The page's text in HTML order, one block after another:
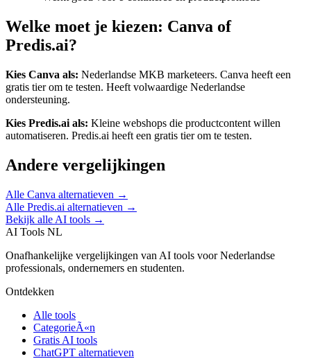
Welke moet je kiezen: Canva of
Predis.ai?
Kies Canva als: Nederlandse MKB marketeers. Canva heeft een
gratis tier om te testen. Heeft volwaardige Nederlandse
ondersteuning.
Kies Predis.ai als: Kleine webshops die productcontent willen
automatiseren. Predis.ai heeft een gratis tier om te testen.
Andere vergelijkingen
Alle Canva alternatieven →
Alle Predis.ai alternatieven →
Bekijk alle AI tools →
AI Tools NL
Onafhankelijke vergelijkingen van AI tools voor Nederlandse
professionals, ondernemers en studenten.
Ontdekken
Alle tools
CategorieÃ«n
Gratis AI tools
ChatGPT alternatieven